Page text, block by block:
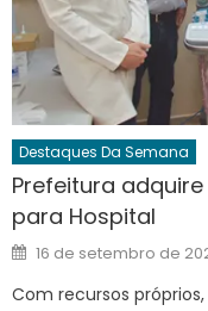
Destaques Da Semana
Prefeitura
para Hospital
Posted
on
16 de setembro de
Com recursos